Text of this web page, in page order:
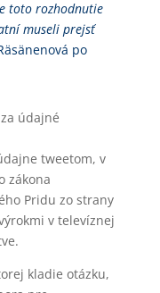
toto rozhodnutie
museli prejsť
po
údajné
tweetom, v
zákona
Pridu zo strany
v televíznej
kladie otázku,